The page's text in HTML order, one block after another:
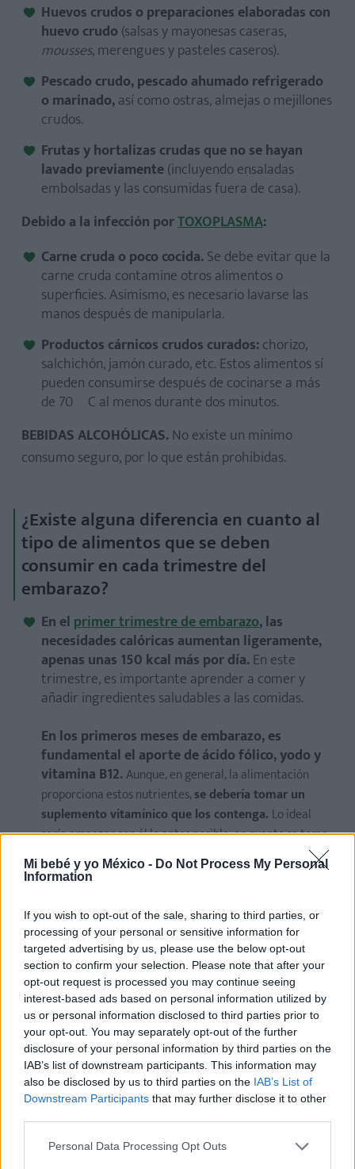
Mi bebé y yo México - Do Not Process My Personal
Information
If you wish to opt-out of the sale, sharing to third parties, or
processing of your personal or sensitive information for
targeted advertising by us, please use the below opt-out
section to confirm your selection. Please note that after your
opt-out request is processed you may continue seeing
interest-based ads based on personal information utilized by
us or personal information disclosed to third parties prior to
your opt-out. You may separately opt-out of the further
disclosure of your personal information by third parties on the
IAB’s list of downstream participants. This information may
also be disclosed by us to third parties on the IAB’s List of
Downstream Participants that may further disclose it to other
Personal Data Processing Opt Outs
Huevos crudos o preparaciones elaboradas con
huevo crudo (salsas y mayonesas caseras,
mousses, merengues y pasteles caseros).
Pescado crudo, pescado ahumado refrigerado
o marinado,así como ostras, almejas o mejillones
crudos.
Frutas y hortalizas crudas que no se hayan
lavado previamente(incluyendo ensaladas
embolsadas y las consumidas fuera de casa).
Debido a la infección porTOXOPLASMA:
Carne cruda o poco cocida.Se debe evitar que la
carne cruda contamine otros alimentos o
superficies. Asimismo, es necesario lavarse las
manos después de manipularla.
Productos cárnicos crudos curados:chorizo,
salchichón, jamón curado, etc. Estos alimentos sí
pueden consumirse después de cocinarse a más
de 70 ºC al menos durante dos minutos.
BEBIDAS ALCOHÓLICAS.No existe un mínimo
consumo seguro, por lo que están prohibidas.
¿Existe alguna diferencia en cuanto al
tipo de alimentos que se deben
consumir en cada trimestre del
embarazo?
En el primer trimestre de embarazo, las
necesidades calóricas aumentan ligeramente,
apenas unas 150 kcal más por día.En este
trimestre, es importante aprender a comer y
añadir ingredientes saludables a las comidas.
En los primeros meses de embarazo, es
fundamental el aporte de ácido fólico, yodo y
vitamina B12.Aunque, en general, la alimentación
proporciona estos nutrientes,se debería tomar un
suplemento vitamínico que los contenga. Lo ideal
sería empezar con él lo antes posible, en cuanto se toma
la decisión de buscar un embarazo. La carencia de ácido
fólico se ha relacionado con defectos del tubo neural,
Además de estas vitaminas, en este trimestre,
es importante el consumo de ácidos grasos
Omega 3, proteínas, hierro y calcio.
En elsegundo trimestre de embarazo, se
produce un rápido crecimiento fetal. Por ello,
se deben incrementar las calorías diarias. Este
incremento debería proceder de alimentos que
proporcionen hidratos de carbono complejos,
como pastas, arroz y cereales.Además, conviene el
consumo de frutas y verduras, proteínas animales,
lácteos bajos en grasas, frutos secos y semillas.